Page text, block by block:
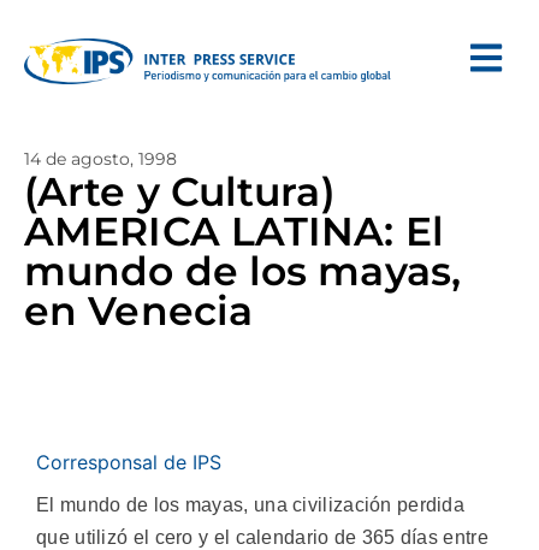
14 de agosto, 1998
(Arte y Cultura)
AMERICA LATINA: El
mundo de los mayas,
en Venecia
Corresponsal de IPS
El mundo de los mayas, una civilización perdida
que utilizó el cero y el calendario de 365 días entre